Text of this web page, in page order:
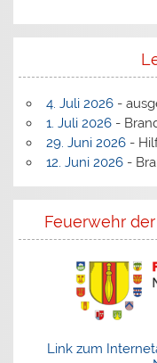
4. Juli 2026-
1. Juli 2026-
29. Juni 2026-
12. Juni 2026-
Feuerwehr
Link zum